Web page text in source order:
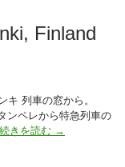
Finland
キ 列車の窓から。
ンペレから特急列車の
続きを読む
April
→